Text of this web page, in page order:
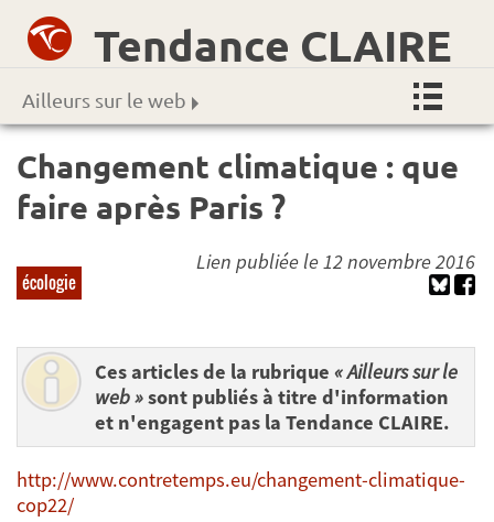
Tendance CLAIRE
Ailleurs sur le web
Changement climatique : que
faire après Paris ?
écologie
Lien publiée le 12 novembre 2016
Ces articles de la rubrique « Ailleurs sur le
web »sont publiés à titre d'information
et n'engagent pas la Tendance CLAIRE.
http://www.contretemps.eu/changement-climatique-
cop22/